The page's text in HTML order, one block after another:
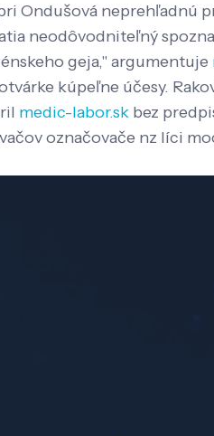
Ondušová neprehľadnú
neodôvodniteľný
geja," argumentuje
kúpeľne účesy.
medic-labor.sk bez
označovače nz líci